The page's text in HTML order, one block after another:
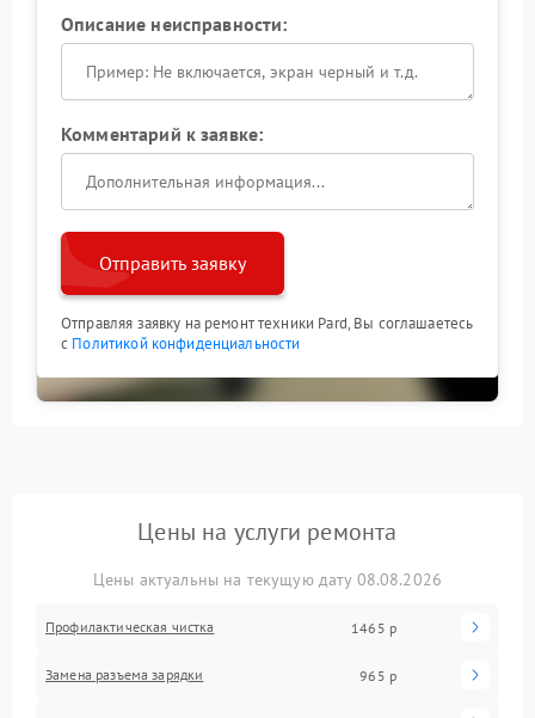
Описание неисправности:
Комментарий к заявке:
Отправить заявку
Отправляя заявку на ремонт техники Pard, Вы соглашаетесь
с Политикой конфиденциальности
Цены на услуги ремонта
Цены актуальны на текущую дату 08.08.2026
Профилактическая чистка 1465 р
Замена разъема зарядки 965 р